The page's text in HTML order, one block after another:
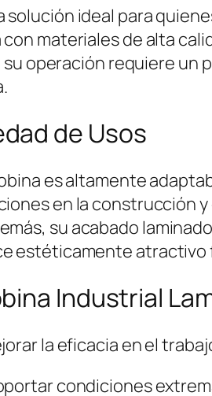
solución ideal para
materiales de alta
operación requiere
de Usos
es altamente
en la construcción
su acabado
estéticamente
Industrial
la eficacia en el
condiciones